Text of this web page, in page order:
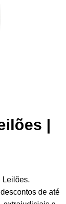
|
Leilões.
de até